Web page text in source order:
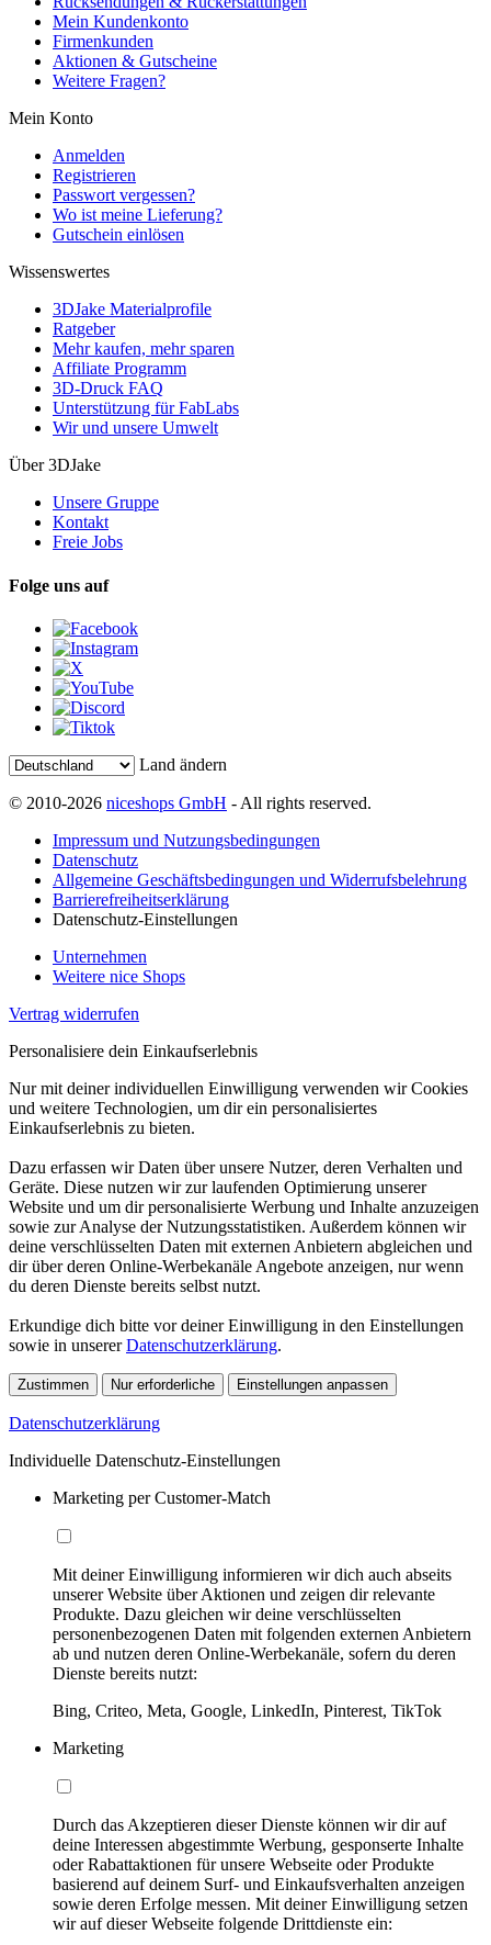
Mein Kundenkonto
Firmenkunden
Aktionen & Gutscheine
Weitere Fragen?
Mein Konto
Anmelden
Registrieren
Passwort vergessen?
Wo ist meine Lieferung?
Gutschein einlösen
Wissenswertes
3DJake Materialprofile
Ratgeber
Mehr kaufen, mehr sparen
Affiliate Programm
3D-Druck FAQ
Unterstützung für FabLabs
Wir und unsere Umwelt
Über 3DJake
Unsere Gruppe
Kontakt
Freie Jobs
Folge uns auf
Land ändern
© 2010-2026 niceshops GmbH - All rights reserved.
Impressum und Nutzungsbedingungen
Datenschutz
Allgemeine Geschäftsbedingungen und Widerrufsbelehrung
Barrierefreiheitserklärung
Datenschutz-Einstellungen
Unternehmen
Weitere nice Shops
Vertrag widerrufen
Personalisiere dein Einkaufserlebnis
Nur mit deiner individuellen Einwilligung verwenden wir Cookies
und weitere Technologien, um dir ein personalisiertes
Einkaufserlebnis zu bieten.
Dazu erfassen wir Daten über unsere Nutzer, deren Verhalten und
Geräte. Diese nutzen wir zur laufenden Optimierung unserer
Website und um dir personalisierte Werbung und Inhalte anzuzeigen
sowie zur Analyse der Nutzungsstatistiken. Außerdem können wir
deine verschlüsselten Daten mit externen Anbietern abgleichen und
dir über deren Online-Werbekanäle Angebote anzeigen, nur wenn
du deren Dienste bereits selbst nutzt.
Erkundige dich bitte vor deiner Einwilligung in den Einstellungen
sowie in unsererDatenschutzerklärung.
Zustimmen Nur erforderliche Einstellungen anpassen
Datenschutzerklärung
Individuelle Datenschutz-Einstellungen
Marketing per Customer-Match
Mit deiner Einwilligung informieren wir dich auch abseits
unserer Website über Aktionen und zeigen dir relevante
Produkte. Dazu gleichen wir deine verschlüsselten
personenbezogenen Daten mit folgenden externen Anbietern
ab und nutzen deren Online-Werbekanäle, sofern du deren
Dienste bereits nutzt:
Bing, Criteo, Meta, Google, LinkedIn, Pinterest, TikTok
Marketing
Durch das Akzeptieren dieser Dienste können wir dir auf
deine Interessen abgestimmte Werbung, gesponserte Inhalte
oder Rabattaktionen für unsere Webseite oder Produkte
basierend auf deinem Surf- und Einkaufsverhalten anzeigen
sowie deren Erfolge messen. Mit deiner Einwilligung setzen
wir auf dieser Webseite folgende Drittdienste ein: